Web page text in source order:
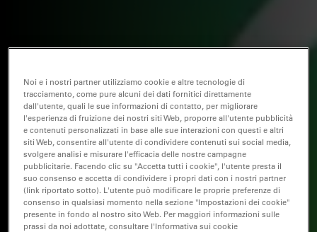
Noi e i nostri partner utilizziamo cookie e altre tecnologie di
tracciamento, come pure alcuni dei dati fornitici direttamente
dall'utente, quali le sue informazioni di contatto, per migliorare
l'esperienza di fruizione dei nostri siti Web, proporre all'utente pubblicità
e contenuti personalizzati in base alle sue interazioni con questi e altri
siti Web, consentire all'utente di condividere contenuti sui social media,
svolgere analisi e misurare l'efficacia delle nostre campagne
pubblicitarie. Facendo clic su "Accetta tutti i cookie", l'utente presta il
suo consenso e accetta di condividere i propri dati con i nostri partner
(link riportato sotto). L'utente può modificare le proprie preferenze di
consenso in qualsiasi momento nella sezione "Impostazioni dei cookie"
presente in fondo al nostro sito Web. Per maggiori informazioni sulle
prassi da noi adottate, consultare l'Informativa sui cookie